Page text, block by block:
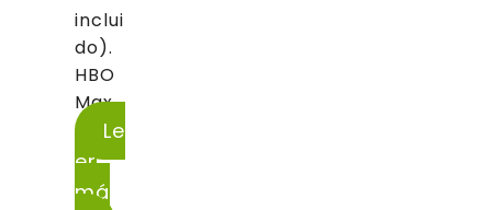
inclui
do).
HBO
Max...
Le
er
má